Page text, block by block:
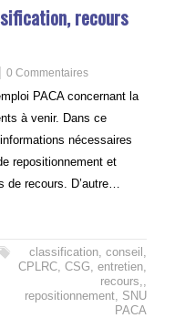
recours
0 Commentaires
PACA concernant la
à venir. Dans ce
nécessaires
repositionnement et
de recours. D’autre…
classification, conseil ,
CPLRC, CSG, entretien,
recours,,
repositionnement, SNU
PACA